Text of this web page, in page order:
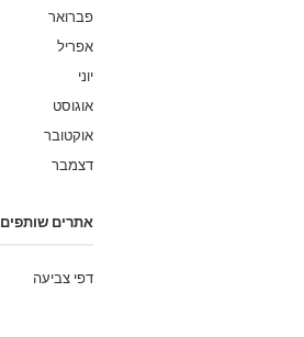
פברואר
אפריל
יוני
אוגוסט
אוקטובר
דצמבר
אתרים שותפים
דפי צביעה